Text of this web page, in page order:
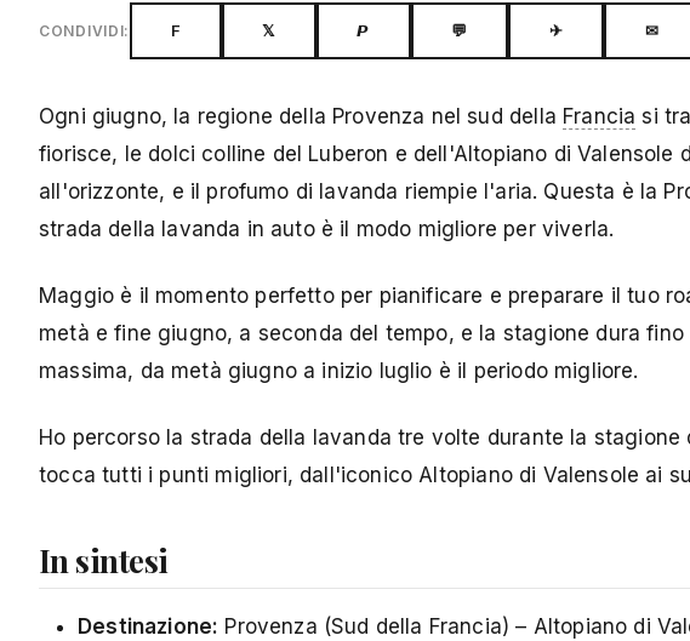
CONDIVIDI: F 𝕏 𝙋 💬 ✈ ✉
Ogni giugno, la regione della Provenza nel sud della Francia si
fiorisce, le dolci colline del Luberon e dell'Altopiano di
all'orizzonte, e il profumo di lavanda riempie l'aria. Questa è la
strada della lavanda in auto è il modo migliore per viverla.
Maggio è il momento perfetto per pianificare e preparare il tuo
metà e fine giugno, a seconda del tempo, e la stagione dura
massima, da metà giugno a inizio luglio è il periodo migliore.
Ho percorso la strada della lavanda tre volte durante la
tocca tutti i punti migliori, dall'iconico Altopiano di Valensole ai
In sintesi
Destinazione: Provenza (Sud della Francia) – Altopiano di